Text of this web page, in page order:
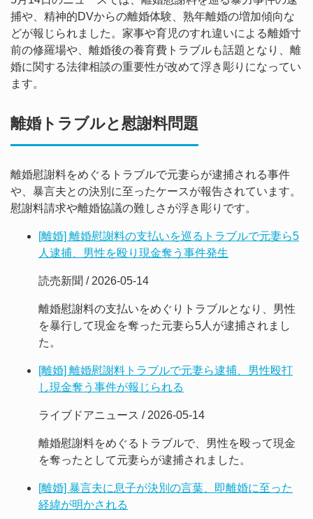
捕や、精神的DVからの離婚体験、熟年離婚の増加傾向な
どが報じられました。家事や育児のすれ違いによる離婚寸
前の修羅場や、離婚後の養育費トラブルも話題となり、離
婚に関する法律相談の重要性が改めて浮き彫りになってい
ます。
離婚トラブルと慰謝料問題
離婚慰謝料をめぐるトラブルで元妻らが逮捕される事件
や、暴言夫との決別に至ったケースが報告されています。
慰謝料請求や離婚協議の難しさが浮き彫りです。
[離婚] 離婚慰謝料の支払いを巡るトラブルで元妻ら5
人逮捕、男性を殴り現金奪う事件発生
読売新聞 / 2026-05-14
離婚慰謝料の支払いをめぐりトラブルとなり、男性
を暴行して現金を奪った元妻ら5人が逮捕されまし
た。
[離婚] 離婚慰謝料トラブルで元妻ら逮捕、男性殴打
し現金奪う事件が報じられる
ライブドアニュース / 2026-05-14
離婚慰謝料をめぐるトラブルで、男性を殴って現金
を奪ったとして元妻らが逮捕されました。
[離婚] 暴言夫に息子が決別の言葉、即離婚に至った
経緯が明かされる